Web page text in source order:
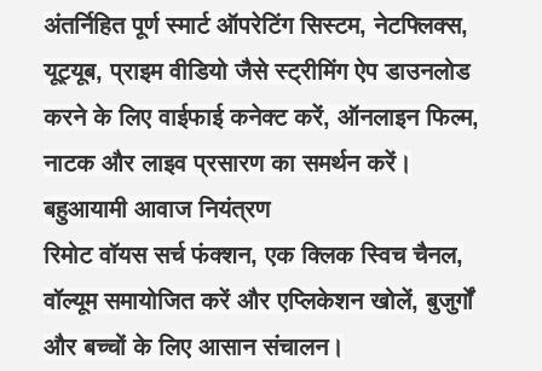
अंतर्निहित पूर्ण स्मार्ट ऑपरेटिंग सिस्टम, नेटफ्लिक्स,
यूट्यूब, प्राइम वीडियो जैसे स्ट्रीमिंग ऐप डाउनलोड
करने के लिए वाईफाई कनेक्ट करें, ऑनलाइन फिल्म,
नाटक और लाइव प्रसारण का समर्थन करें।
बहुआयामी आवाज नियंत्रण
रिमोट वॉयस सर्च फंक्शन, एक क्लिक स्विच चैनल,
वॉल्यूम समायोजित करें और एप्लिकेशन खोलें, बुजुर्गों
और बच्चों के लिए आसान संचालन।